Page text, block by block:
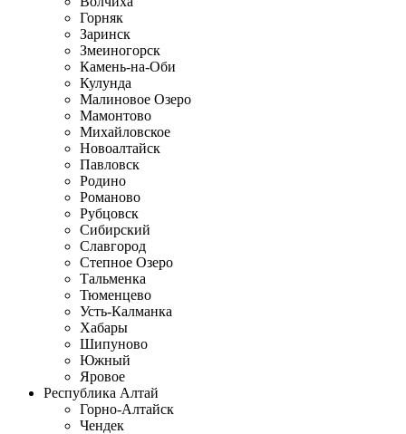
Горняк
Заринск
Змеиногорск
Камень-на-Оби
Кулунда
Малиновое Озеро
Мамонтово
Михайловское
Новоалтайск
Павловск
Родино
Романово
Рубцовск
Сибирский
Славгород
Степное Озеро
Тальменка
Тюменцево
Усть-Калманка
Хабары
Шипуново
Южный
Яровое
Республика Алтай
Горно-Алтайск
Чендек